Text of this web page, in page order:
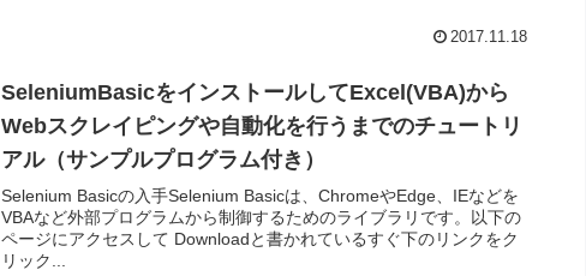
2017.11.18
SeleniumBasicをインストールしてExcel(VBA)から
Webスクレイピングや自動化を行うまでのチュートリ
アル（サンプルプログラム付き）
Selenium Basicの入手Selenium Basicは、ChromeやEdge、IEなどを
VBAなど外部プログラムから制御するためのライブラリです。以下の
ページにアクセスして Downloadと書かれているすぐ下のリンクをク
リック...